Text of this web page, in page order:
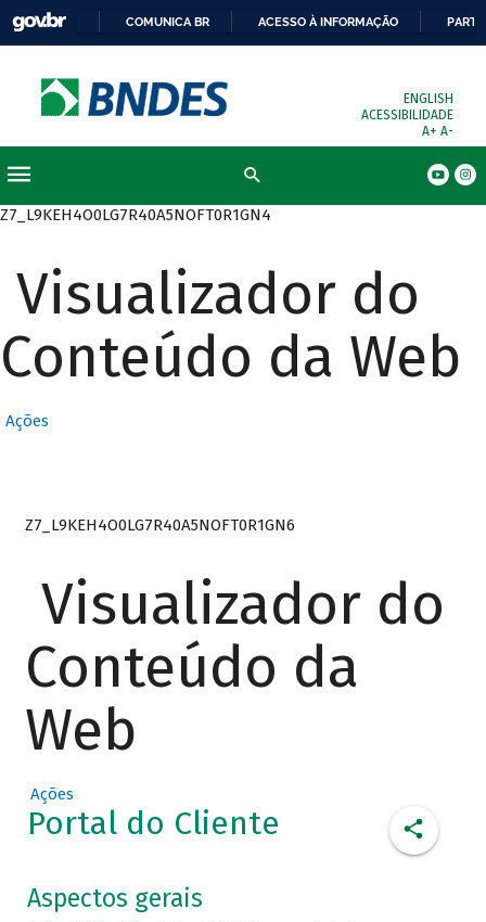
COMUNICA BR ACESSO À INFORMAÇÃO
ENGLISH
ACESSIBILIDADE
A+ A-
Z7_L9KEH4O0LG7R40A5NOFT0R1GN4
Visualizador do
Conteúdo da Web
Ações
Z7_L9KEH4O0LG7R40A5NOFT0R1GN6
Visualizador do
Conteúdo da
Web
Ações
Portal do Cliente
Aspectos gerais